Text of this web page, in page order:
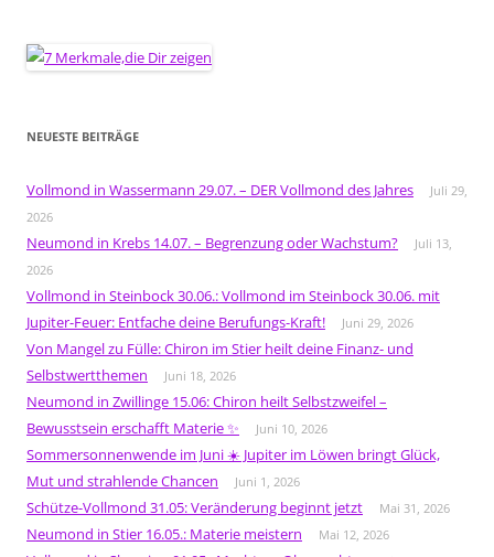
NEUESTE BEITRÄGE
Vollmond in Wassermann 29.07. – DER Vollmond des Jahres
Juli 29,
2026
Neumond in Krebs 14.07. – Begrenzung oder Wachstum?
Juli 13,
2026
Vollmond in Steinbock 30.06.: Vollmond im Steinbock 30.06. mit
Jupiter-Feuer: Entfache deine Berufungs-Kraft!
Juni 29, 2026
Von Mangel zu Fülle: Chiron im Stier heilt deine Finanz- und
Selbstwertthemen
Juni 18, 2026
Neumond in Zwillinge 15.06: Chiron heilt Selbstzweifel –
Bewusstsein erschafft Materie ✨
Juni 10, 2026
Sommersonnenwende im Juni ☀️ Jupiter im Löwen bringt Glück,
Mut und strahlende Chancen
Juni 1, 2026
Schütze-Vollmond 31.05: Veränderung beginnt jetzt Mai 31, 2026
Neumond in Stier 16.05.: Materie meistern Mai 12, 2026